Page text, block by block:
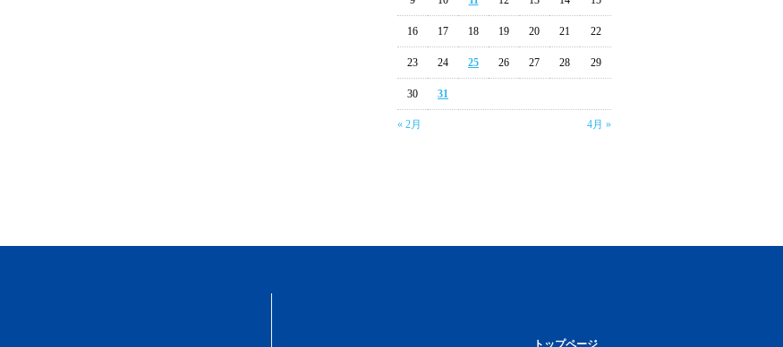
« 2月 4月 »
16 17 18 19 20 21 22
23 24 25 26 27 28 29
30 31
トップページ